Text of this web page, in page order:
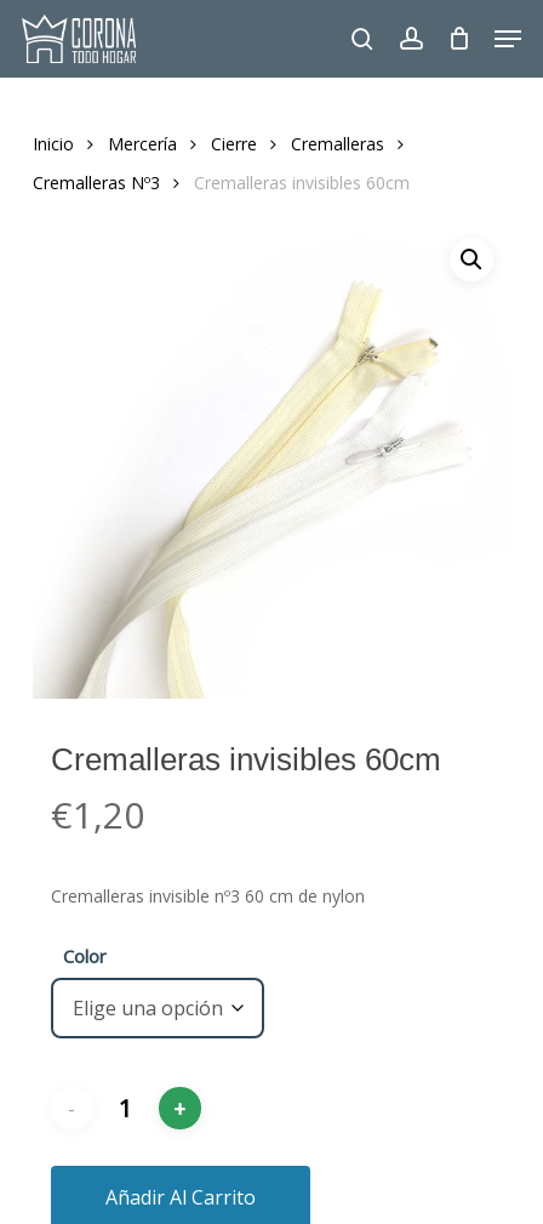
Skip
main
searchaccount
Inicio Mercería Cierre
Cremalleras
Cremalleras Nº3
Cremalleras invisibles 60cm
Cremalleras invisibles 60cm
€1,20
Cremalleras invisible nº3 60 cm de nylon
Color
Añadir Al Carrito